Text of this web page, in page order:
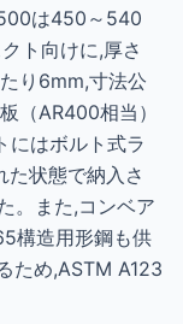
は450～540
ト向けに,厚さ
り6mm,寸法公
（AR400相当）
にはボルト式ラ
た状態で納入さ
。また,コンベア
構造用形鋼も供
ため,ASTM A123